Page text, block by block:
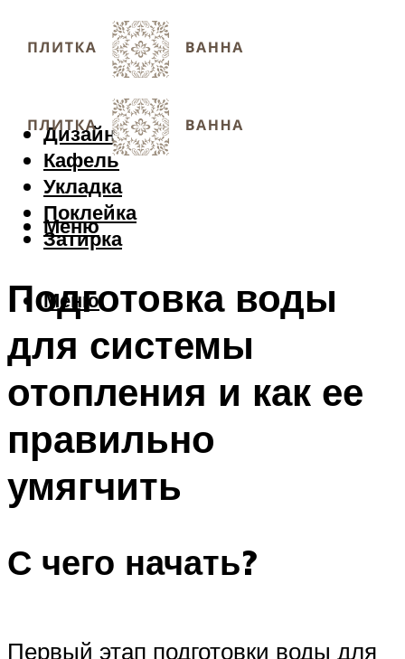
Дизайн
Кафель
Укладка
Поклейка
Затирка
Меню
Меню
Подготовка воды
для системы
отопления и как ее
правильно
умягчить
С чего начать?
Первый этап подготовки воды для